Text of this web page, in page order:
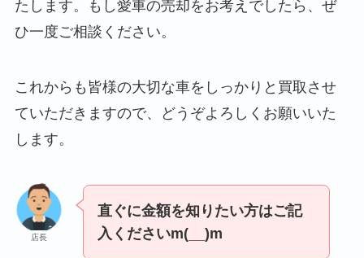
たします。もし愛車の売却をお考えでしたら、ぜ
ひ一度ご相談ください。
これからも皆様の大切な車をしっかりと買取させ
ていただきますので、どうぞよろしくお願いいた
します。
店長
直ぐに金額を知りたい方はご記
入くださいm(__)m